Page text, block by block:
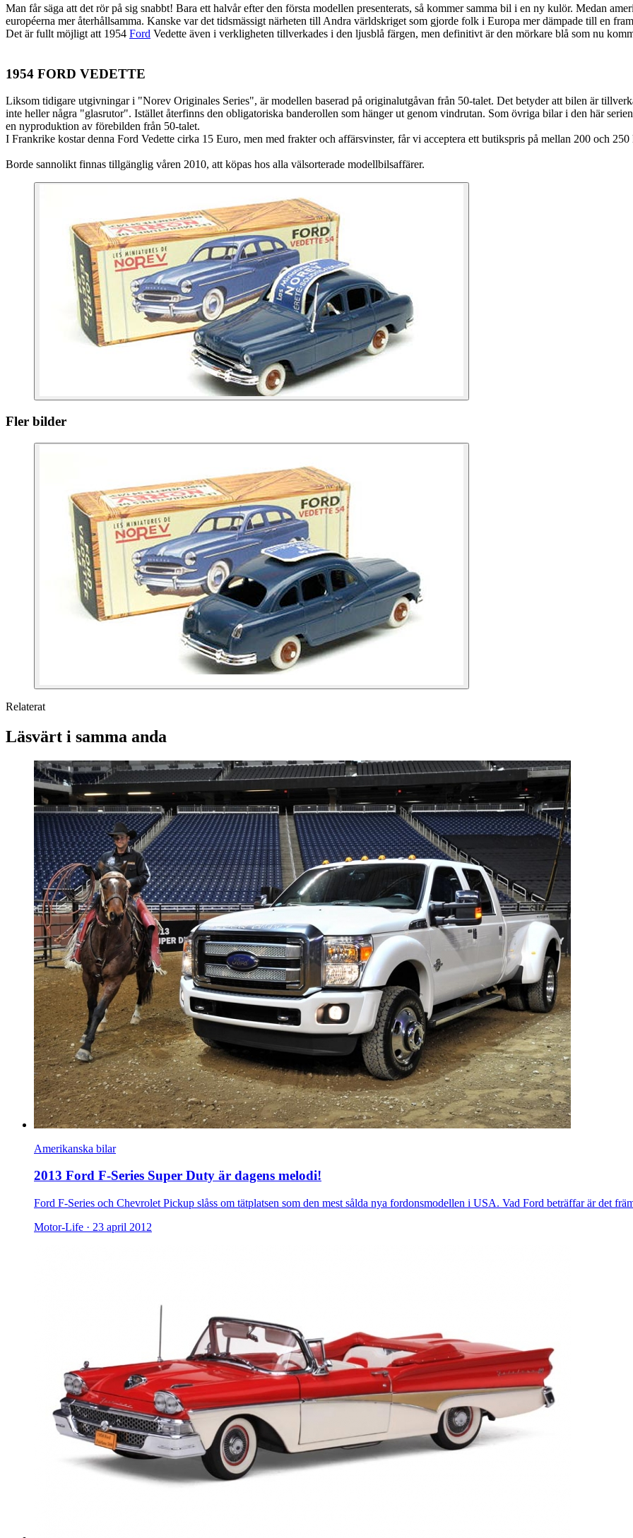
Man får säga att det rör på sig snabbt! Bara ett halvår efter den första modellen presenterats, så kommer samma bil i en ny kulör. Medan
européerna mer återhållsamma. Kanske var det tidsmässigt närheten till Andra världskriget som gjorde folk i Europa mer dämpade till en
Det är fullt möjligt att 1954 Ford Vedette även i verkligheten tillverkades i den ljusblå färgen, men definitivt är den mörkare blå som nu
1954 FORD VEDETTE
Liksom tidigare utgivningar i "Norev Originales Series", är modellen baserad på originalutgåvan från 50-talet. Det betyder att bilen är
inte heller några "glasrutor". Istället återfinns den obligatoriska banderollen som hänger ut genom vindrutan. Som övriga bilar i den här
en nyproduktion av förebilden från 50-talet.
I Frankrike kostar denna Ford Vedette cirka 15 Euro, men med frakter och affärsvinster, får vi acceptera ett butikspris på mellan 200 och
Borde sannolikt finnas tillgänglig våren 2010, att köpas hos alla välsorterade modellbilsaffärer.
Fler bilder
Relaterat
Läsvärt i samma anda
Amerikanska bilar
2013 Ford F-Series Super Duty är dagens melodi!
Ford F-Series och Chevrolet Pickup slåss om tätplatsen som den mest sålda nya fordonsmodellen i USA. Vad Ford beträffar är det
Motor-Life · 23 april 2012